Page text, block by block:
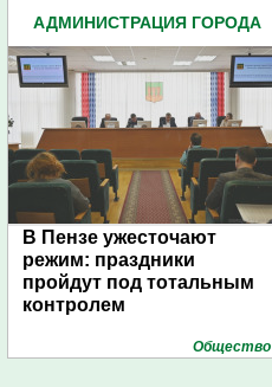
АДМИНИСТРАЦИЯ ГОРОДА
В Пензе ужесточают
режим: праздники
пройдут под тотальным
контролем
Общество